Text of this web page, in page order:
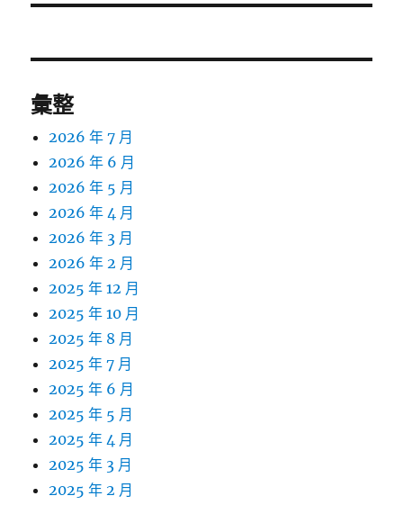
文
彙整
2026 年 7 月
2026 年 6 月
2026 年 5 月
2026 年 4 月
2026 年 3 月
2026 年 2 月
2025 年 12 月
2025 年 10 月
2025 年 8 月
2025 年 7 月
2025 年 6 月
2025 年 5 月
2025 年 4 月
2025 年 3 月
2025 年 2 月